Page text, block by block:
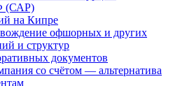
(САР)
на Кипре
офшорных и других
и структур
документов
со счётом — альтернатива